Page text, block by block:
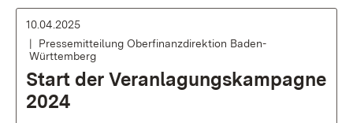
10.04.2025
Pressemitteilung Oberfinanzdirektion Baden-
Württemberg
Start der Veranlagungskampagne
2024